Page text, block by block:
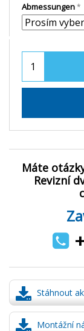
Abmessungen
Máte
Revizní
Stáhnout
Montážní